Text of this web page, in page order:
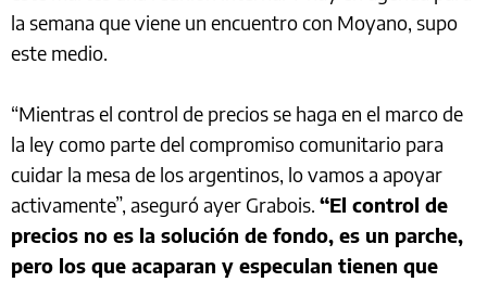
la semana que viene un encuentro con Moyano, supo
este medio.
“Mientras el control de precios se haga en el marco de
la ley como parte del compromiso comunitario para
cuidar la mesa de los argentinos, lo vamos a apoyar
activamente”, aseguró ayer Grabois. “El control de
precios no es la solución de fondo, es un parche,
pero los que acaparan y especulan tienen que